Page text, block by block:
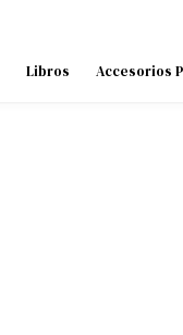
Libros Accesorios